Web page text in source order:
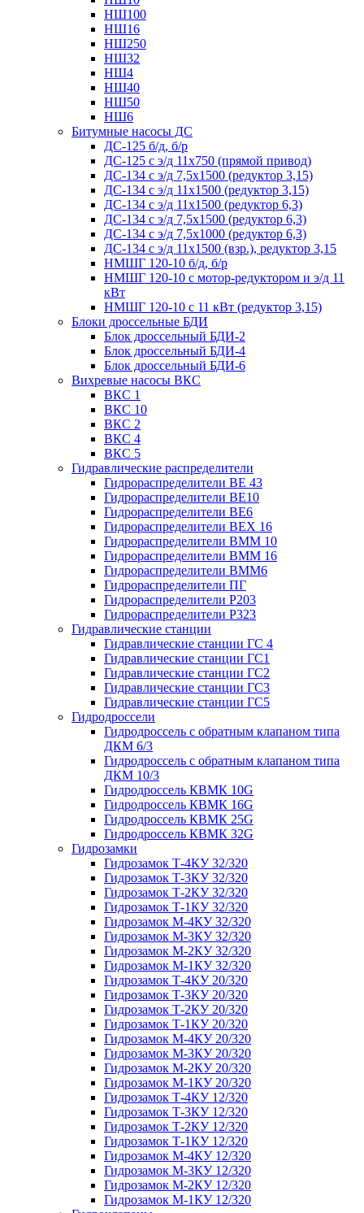
НШ100
НШ16
НШ250
НШ32
НШ4
НШ40
НШ50
НШ6
Битумные насосы ДС
ДС-125 б/д, б/р
ДС-125 с э/д 11х750 (прямой привод)
ДС-134 с э/д 7,5х1500 (редуктор 3,15)
ДС-134 с э/д 11х1500 (редуктор 3,15)
ДС-134 с э/д 11х1500 (редуктор 6,3)
ДС-134 с э/д 7,5х1500 (редуктор 6,3)
ДС-134 с э/д 7,5х1000 (редуктор 6,3)
ДС-134 с э/д 11х1500 (взр.), редуктор 3,15
НМШГ 120-10 б/д, б/р
НМШГ 120-10 с мотор-редуктором и э/д 11
кВт
НМШГ 120-10 с 11 кВт (редуктор 3,15)
Блоки дроссельные БДИ
Блок дроссельный БДИ-2
Блок дроссельный БДИ-4
Блок дроссельный БДИ-6
Вихревые насосы ВКС
ВКС 1
ВКС 10
ВКС 2
ВКС 4
ВКС 5
Гидравлические распределители
Гидрораспределители ВЕ 43
Гидрораспределители ВЕ10
Гидрораспределители ВЕ6
Гидрораспределители ВЕХ 16
Гидрораспределители ВММ 10
Гидрораспределители ВММ 16
Гидрораспределители ВММ6
Гидрораспределители ПГ
Гидрораспределители Р203
Гидрораспределители Р323
Гидравлические станции
Гидравлические станции ГС 4
Гидравлические станции ГС1
Гидравлические станции ГС2
Гидравлические станции ГС3
Гидравлические станции ГС5
Гидродроссели
Гидродроссель с обратным клапаном типа
ДКМ 6/3
Гидродроссель с обратным клапаном типа
ДКМ 10/3
Гидродроссель КВМК 10G
Гидродроссель КВМК 16G
Гидродроссель КВМК 25G
Гидродроссель КВМК 32G
Гидрозамки
Гидрозамок Т-4КУ 32/320
Гидрозамок Т-3КУ 32/320
Гидрозамок Т-2КУ 32/320
Гидрозамок Т-1КУ 32/320
Гидрозамок М-4КУ 32/320
Гидрозамок М-3КУ 32/320
Гидрозамок М-2КУ 32/320
Гидрозамок М-1КУ 32/320
Гидрозамок Т-4КУ 20/320
Гидрозамок Т-3КУ 20/320
Гидрозамок Т-2КУ 20/320
Гидрозамок Т-1КУ 20/320
Гидрозамок М-4КУ 20/320
Гидрозамок М-3КУ 20/320
Гидрозамок М-2КУ 20/320
Гидрозамок М-1КУ 20/320
Гидрозамок Т-4КУ 12/320
Гидрозамок Т-3КУ 12/320
Гидрозамок Т-2КУ 12/320
Гидрозамок Т-1КУ 12/320
Гидрозамок М-4КУ 12/320
Гидрозамок М-3КУ 12/320
Гидрозамок М-2КУ 12/320
Гидрозамок М-1КУ 12/320